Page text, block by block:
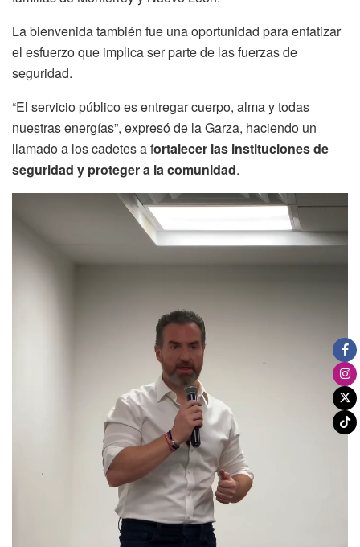
La bienvenida también fue una oportunidad para enfatizar
el esfuerzo que implica ser parte de las fuerzas de
seguridad.
“El servicio público es entregar cuerpo, alma y todas
nuestras energías”, expresó de la Garza, haciendo un
llamado a los cadetes a fortalecer las instituciones de
seguridad y proteger a la comunidad.